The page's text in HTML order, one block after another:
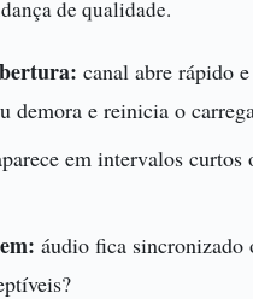
de qualidade.
canal abre rápido
demora e reinicia o
em intervalos curtos
áudio fica sincronizado